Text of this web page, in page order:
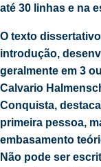
até 30 linhas e na
O texto
introdução,
geralmente em 3
Calvario
Conquista,
primeira pessoa,
embasamento
Não pode ser